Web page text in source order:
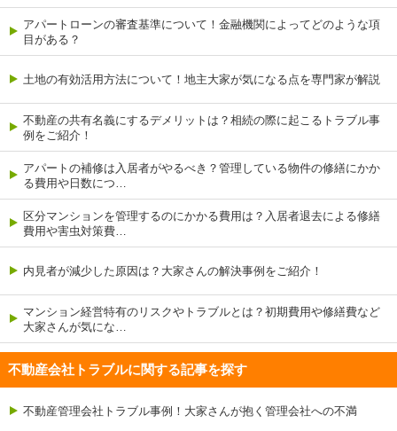
アパートローンの審査基準について！金融機関によってどのような項
目がある？
土地の有効活用方法について！地主大家が気になる点を専門家が解説
不動産の共有名義にするデメリットは？相続の際に起こるトラブル事
例をご紹介！
アパートの補修は入居者がやるべき？管理している物件の修繕にかか
る費用や日数につ…
区分マンションを管理するのにかかる費用は？入居者退去による修繕
費用や害虫対策費…
内見者が減少した原因は？大家さんの解決事例をご紹介！
マンション経営特有のリスクやトラブルとは？初期費用や修繕費など
大家さんが気にな…
不動産会社トラブルに関する記事を探す
不動産管理会社トラブル事例！大家さんが抱く管理会社への不満